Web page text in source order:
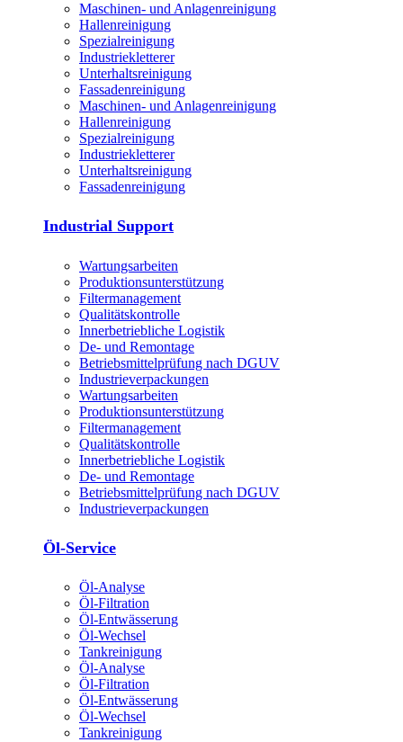
Maschinen- und Anlagenreinigung
Hallenreinigung
Spezialreinigung
Industriekletterer
Unterhaltsreinigung
Fassadenreinigung
Maschinen- und Anlagenreinigung
Hallenreinigung
Spezialreinigung
Industriekletterer
Unterhaltsreinigung
Fassadenreinigung
Industrial Support
Wartungsarbeiten
Produktions­unterstützung
Filtermanagement
Qualitätskontrolle
Innerbetriebliche Logistik
De- und Remontage
Betriebsmittelprüfung nach DGUV
Industrieverpackungen
Wartungsarbeiten
Produktions­unterstützung
Filtermanagement
Qualitätskontrolle
Innerbetriebliche Logistik
De- und Remontage
Betriebsmittelprüfung nach DGUV
Industrieverpackungen
Öl-Service
Öl-Analyse
Öl-Filtration
Öl-Entwässerung
Öl-Wechsel
Tankreinigung
Öl-Analyse
Öl-Filtration
Öl-Entwässerung
Öl-Wechsel
Tankreinigung